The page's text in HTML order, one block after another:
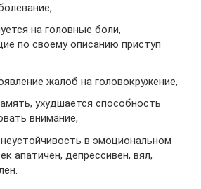
на головные боли,
по своему описанию приступ
жалоб на головокружение,
ухудшается способность
внимание,
в эмоциональном
апатичен, депрессивен, вял,